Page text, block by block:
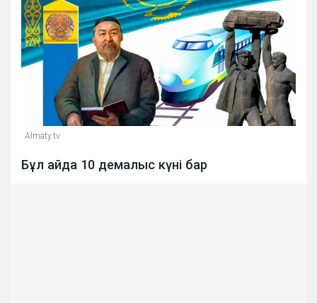
Almaty.tv
Бұл айда 10 демалыс күні бар